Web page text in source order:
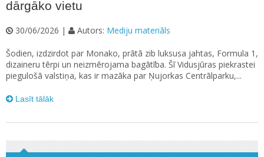
dārgāko vietu
30/06/2026 | Autors: Mediju materiāls
Šodien, izdzirdot par Monako, prātā zib luksusa jahtas, Formula 1,
dizaineru tērpi un neizmērojama bagātība. Šī Vidusjūras piekrastei
piegulošā valstiņa, kas ir mazāka par Ņujorkas Centrālparku,...
Lasīt tālāk